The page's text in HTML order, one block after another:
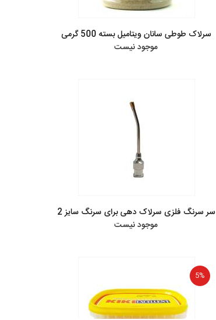
سرلاک طوطی سانان ویتامیل بسته 500 گرمی
موجود نیست
سر سرنگ فلزی سرلاک دهی برای سرنگ سایز 2
موجود نیست
5%